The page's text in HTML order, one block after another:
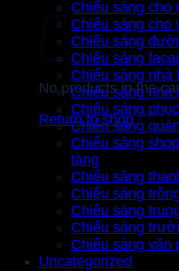
No products in the
Return to shop
Chiếu sáng cho
Chiếu sáng cho
Chiếu sáng
Chiếu sáng
Chiếu sáng nhà
Chiếu sáng nhà
Chiếu sáng
Chiếu sáng
Chiếu sáng
tàng
Chiếu sáng
Chiếu sáng
Chiếu sáng
Chiếu sáng
Chiếu sáng văn
Uncategorized